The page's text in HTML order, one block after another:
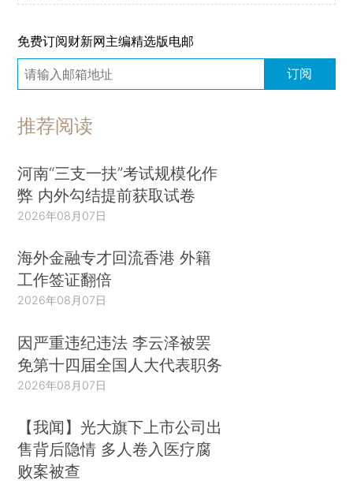
免费订阅财新网主编精选版电邮
订阅
推荐阅读
河南“三支一扶”考试规模化作
弊 内外勾结提前获取试卷
2026年08月07日
海外金融专才回流香港 外籍
工作签证翻倍
2026年08月07日
因严重违纪违法 李云泽被罢
免第十四届全国人大代表职务
2026年08月07日
【我闻】光大旗下上市公司出
售背后隐情 多人卷入医疗腐
败案被查